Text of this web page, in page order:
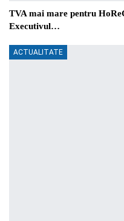
TVA mai mare pentru
Executivul…
ACTUALITATE